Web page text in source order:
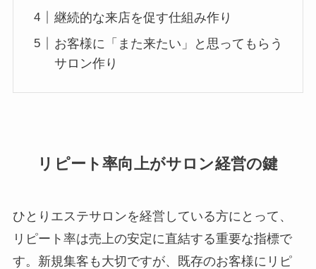
継続的な来店を促す仕組み作り
お客様に「また来たい」と思ってもらう
サロン作り
リピート率向上がサロン経営の鍵
ひとりエステサロンを経営している方にとって、
リピート率は売上の安定に直結する重要な指標で
す。新規集客も大切ですが、既存のお客様にリピ